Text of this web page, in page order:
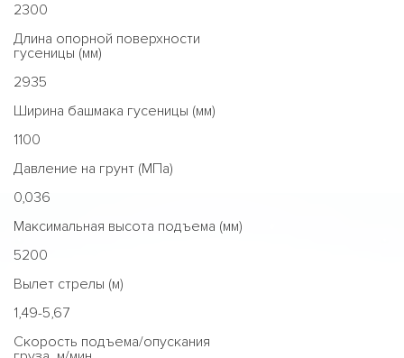
2300
Длина опорной поверхности
гусеницы (мм)
2935
Ширина башмака гусеницы (мм)
1100
Давление на грунт (МПа)
0,036
Максимальная высота подъема (мм)
5200
Вылет стрелы (м)
1,49-5,67
Скорость подъема/опускания